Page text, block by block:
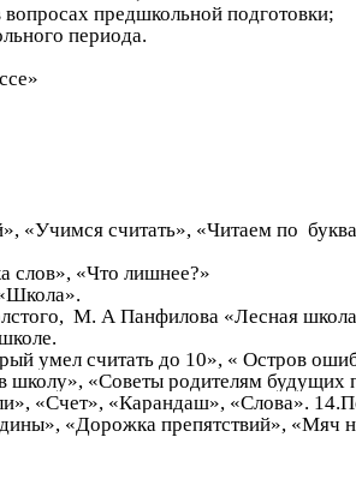
предшкольной подготовки;
периода.
«Учимся считать», «Читаем по
«Что лишнее?»
М. А Панфилова «Лесная
умел считать до 10», « Остров
школу», «Советы родителям будущих
«Счет», «Карандаш», «Слова».
дойдёт до